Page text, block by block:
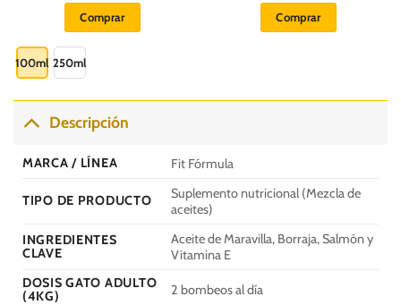
Comprar
múltiples
variantes.
se
elegir
la
de
100ml 250ml
Comprar
Descripción
MARCA / LÍNEA Fit Fórmula
TIPO DE PRODUCTO
Suplemento nutricional (Mezcla de
aceites)
INGREDIENTES
CLAVE
Aceite de Maravilla, Borraja, Salmón y
Vitamina E
DOSIS GATO ADULTO
(4KG)
2 bombeos al día